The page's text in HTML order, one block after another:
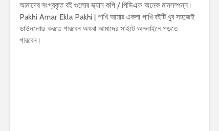
আমাদের সংগ্রকৃত বই গুলোর স্ক্যান কপি / পিডিএফ অনেক মানসম্পন্ন।
Pakhi Amar Ekla Pakhi | পাখি আমার একলা পাখি বইটি খুব সহজেই
ডাউনলোড করতে পারবেন অথবা আমাদের সাইটে অনলাইনে পড়তে
পারবেন।